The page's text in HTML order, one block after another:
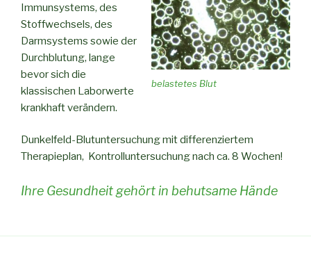
belastetes Blut
Immunsystems, des
Stoffwechsels, des
Darmsystems sowie der
Durchblutung, lange
bevor sich die
klassischen Laborwerte
krankhaft verändern.
Dunkelfeld-Blutuntersuchung mit differenziertem
Therapieplan, Kontrolluntersuchung nach ca. 8 Wochen!
Ihre Gesundheit gehört in behutsame Hände